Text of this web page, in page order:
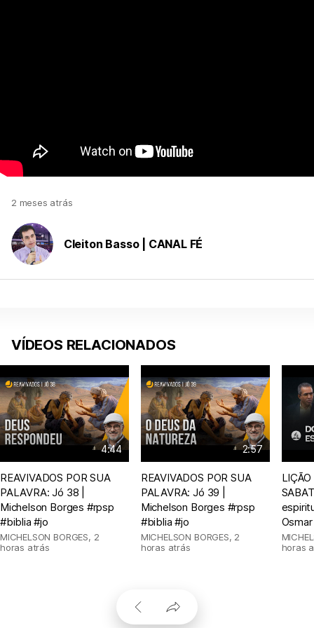
2 meses atrás
Cleiton Basso | CANAL FÉ
VÍDEOS RELACIONADOS
4:44
REAVIVADOS POR SUA
PALAVRA: Jó 38 |
Michelson Borges #rpsp
#biblia #jo
MICHELSON BORGES, 2
horas atrás
2:57
REAVIVADOS POR SUA
PALAVRA: Jó 39 |
Michelson Borges #rpsp
#biblia #jo
MICHELSON BORGES, 2
horas atrás
horas